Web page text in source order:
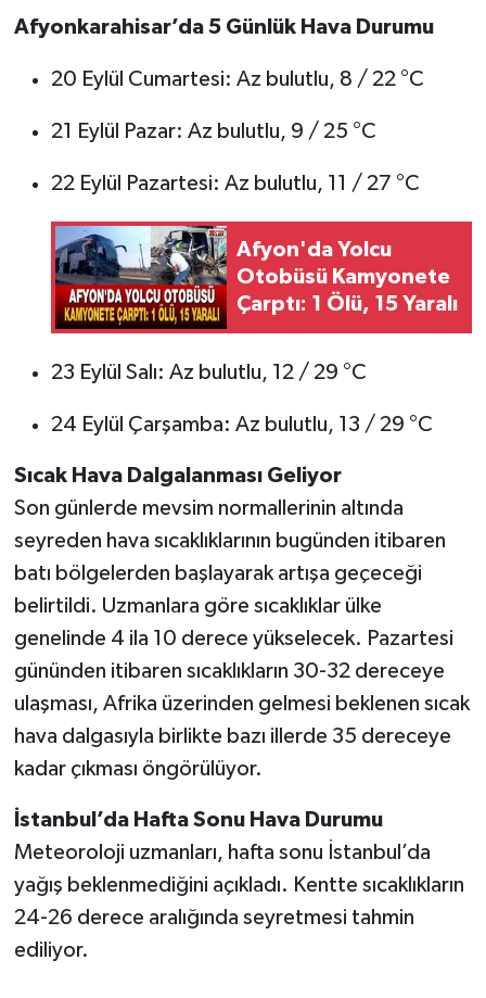
Afyonkarahisar’da 5 Günlük Hava Durumu
20 Eylül Cumartesi: Az bulutlu, 8 / 22 °C
21 Eylül Pazar: Az bulutlu, 9 / 25 °C
22 Eylül Pazartesi: Az bulutlu, 11 / 27 °C
Afyon'da Yolcu
Otobüsü Kamyonete
Çarptı: 1 Ölü, 15 Yaralı
23 Eylül Salı: Az bulutlu, 12 / 29 °C
24 Eylül Çarşamba: Az bulutlu, 13 / 29 °C
Sıcak Hava Dalgalanması Geliyor
Son günlerde mevsim normallerinin altında
seyreden hava sıcaklıklarının bugünden itibaren
batı bölgelerden başlayarak artışa geçeceği
belirtildi. Uzmanlara göre sıcaklıklar ülke
genelinde 4 ila 10 derece yükselecek. Pazartesi
gününden itibaren sıcaklıkların 30-32 dereceye
ulaşması, Afrika üzerinden gelmesi beklenen sıcak
hava dalgasıyla birlikte bazı illerde 35 dereceye
kadar çıkması öngörülüyor.
İstanbul’da Hafta Sonu Hava Durumu
Meteoroloji uzmanları, hafta sonu İstanbul’da
yağış beklenmediğini açıkladı. Kentte sıcaklıkların
24-26 derece aralığında seyretmesi tahmin
ediliyor.